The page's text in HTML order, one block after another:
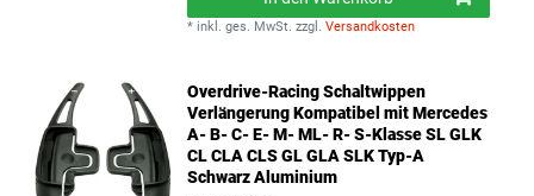
* inkl. ges. MwSt. zzgl.Versandkosten
Overdrive-Racing Schaltwippen
Verlängerung Kompatibel mit Mercedes
A- B- C- E- M- ML- R- S-Klasse SL GLK
CL CLA CLS GL GLA SLK Typ-A
Schwarz Aluminium